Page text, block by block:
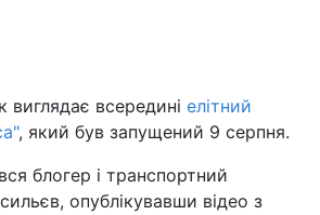
виглядає всередині елітний
, який був запущений 9 серпня.
блогер і транспортний
опублікувавши відео з